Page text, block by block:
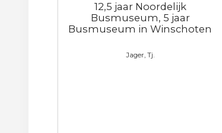
12,5 jaar Noordelijk
Busmuseum, 5 jaar
Busmuseum in Winschoten
Jager, Tj.